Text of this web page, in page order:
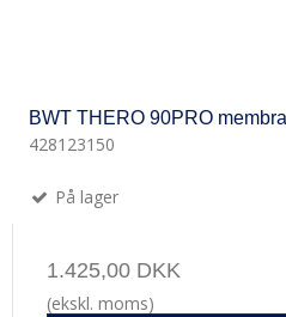
BWT THERO 90PRO
428123150
På lager
1.425,00 DKK
(ekskl. moms)